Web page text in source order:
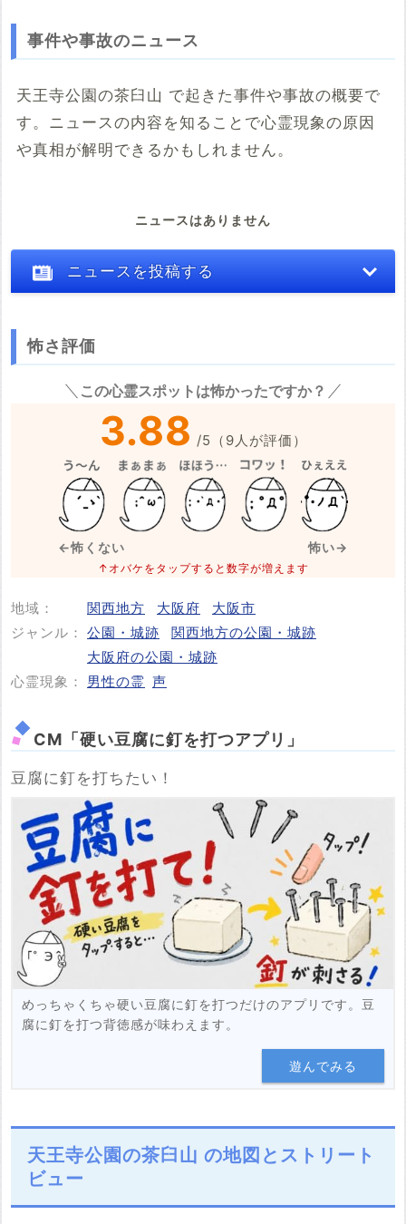
事件や事故のニュース
天王寺公園の茶臼山 で起きた事件や事故の概要で
す。ニュースの内容を知ることで心霊現象の原因
や真相が解明できるかもしれません。
ニュースはありません
ニュースを投稿する
※心霊体験談や怖い話はコメント欄での投稿をお願いします。
※事件・事故が起きた日付
投稿する
怖さ評価
この心霊スポットは怖かったですか？
3.88 /5 （ 9人が評価）
←怖くない 怖い→
↑オバケをタップすると数字が増えます
地域： 関西地方 大阪府
大阪市
ジャンル： 公園・城跡
関西地方の公園・城跡
大阪府の公園・城跡
心霊現象：
男性の霊 声
CM「硬い豆腐に釘を打つアプリ」
豆腐に釘を打ちたい！
めっちゃくちゃ硬い豆腐に釘を打つだけのアプリです。豆
腐に釘を打つ背徳感が味わえます。
遊んでみる
天王寺公園の茶臼山 の地図とストリート
ビュー